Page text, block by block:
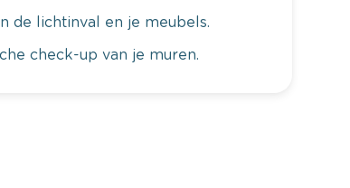
de lichtinval en je meubels.
check-up van je muren.